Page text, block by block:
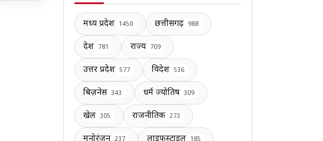
मध्य प्रदेश 1450 छत्तीसगढ़ 988
देश 781 राज्य 709
उत्तर प्रदेश 577 विदेश 536
बिज़नेस 343 धर्म ज्योतिष 309
खेल 305 राजनीतिक 273
237 185